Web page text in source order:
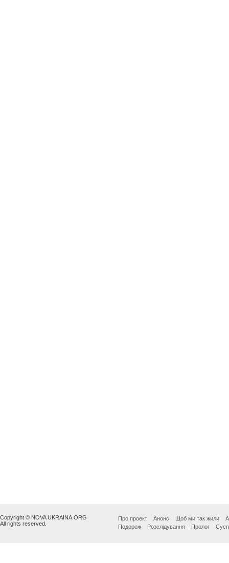
Copyright © NOVA UKRAINA.ORG
All rights reserved.
Про проект Анонс Щоб ми так жили
Подорож
Розслідування Пролог